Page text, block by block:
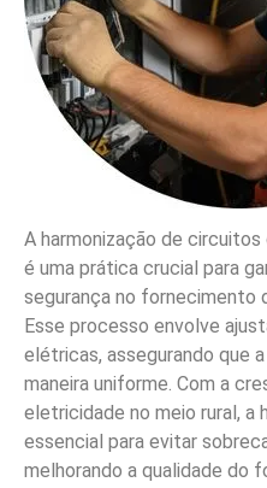
Chame agora mesmo
Atendimento rápido e
Entre em contato
problema elétrico resolvido
Eletricista em São
Soluções elétricas com
Posts
Eletricista Enel em São
Linha Viva e Linha Morta
SP